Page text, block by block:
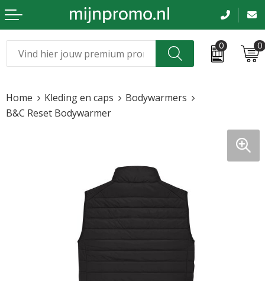
0 0
Kleding & caps
Tassen en reizen
Beurs en evenementen
Bloemen en planten
Sinterklaas
Home Kleding en caps
Bodywarmers
B&C Reset Bodywarmer